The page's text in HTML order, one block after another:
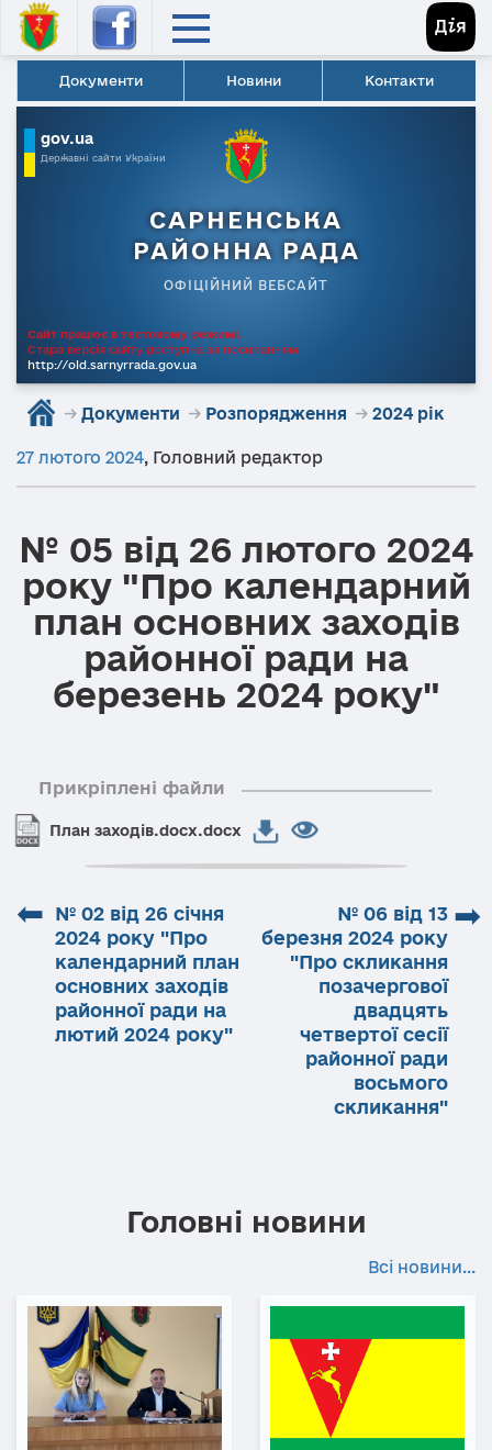
Документи Новини Контакти
gov.ua
Державні сайти України
САРНЕНСЬКА
РАЙОННА РАДА
ОФІЦІЙНИЙ ВЕБСАЙТ
Сайт працює в тестовому режимі.
Стара версія сайту доступна за посиланням
http://old.sarnyrrada.gov.ua
→ Документи → Розпорядження → 2024 рік
27 лютого 2024, Головний редактор
№ 05 від 26 лютого 2024
року "Про календарний
план основних заходів
районної ради на
березень 2024 року"
Прикріплені файли
План заходів.docx.docx
⬅
№ 02 від 26 січня
2024 року "Про
календарний план
основних заходів
районної ради на
лютий 2024 року"
➡
№ 06 від 13
березня 2024 року
"Про скликання
позачергової
двадцять
четвертої сесії
районної ради
восьмого
скликання"
Головні новини
Всі новини...